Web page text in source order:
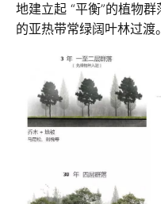
地建立起 “平衡”的植物
的亚热带常绿阔叶林过渡。